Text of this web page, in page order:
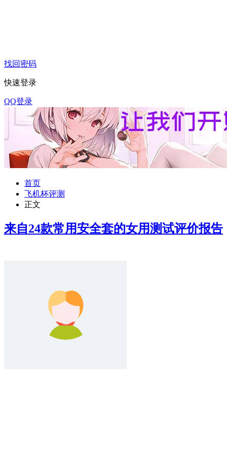
找回密码
快速登录
QQ登录
首页
飞机杯评测
正文
来自24款常用安全套的女用测试评价报告